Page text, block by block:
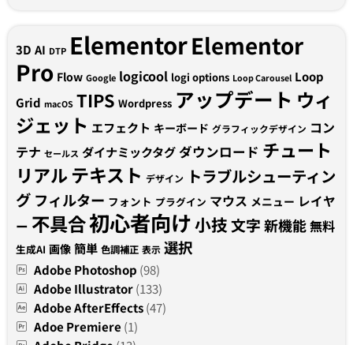
3D AI DTP ElementorElementor
Pro Flow Google logicool logi options Loop Carousel Loop
Grid macOS TIPS Wordpress アップデート ウィ
ジェット エフェクト キーボード グラフィックデザイン コン
テナ セールス ダイナミックタグダウンロード チュート
リアルテキスト デザイン トラブルシューティン
グ フィルター フォント プラグイン マウス メニュー レイヤ
ー 不具合初心者向け小技文字新機能無料
生成AI 画像 簡単 色調補正 表示 選択
Adobe Photoshop (98)
Adobe Illustrator(133)
Adobe AfterEffects(47)
Adoe Premiere (1)